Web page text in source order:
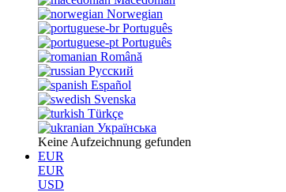
Norwegian
Português
Português
Română
Русский
Español
Svenska
Türkçe
Українська
Keine Aufzeichnung gefunden
EUR
EUR
USD